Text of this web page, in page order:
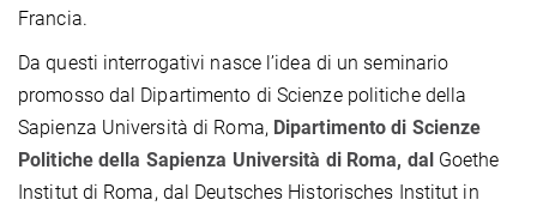
Francia.
Da questi interrogativi nasce l’idea di un seminario
promosso dal Dipartimento di Scienze politiche della
Sapienza Università di Roma, Dipartimento di Scienze
Politiche della Sapienza Università di Roma, dal Goethe
Institut di Roma, dal Deutsches Historisches Institut in